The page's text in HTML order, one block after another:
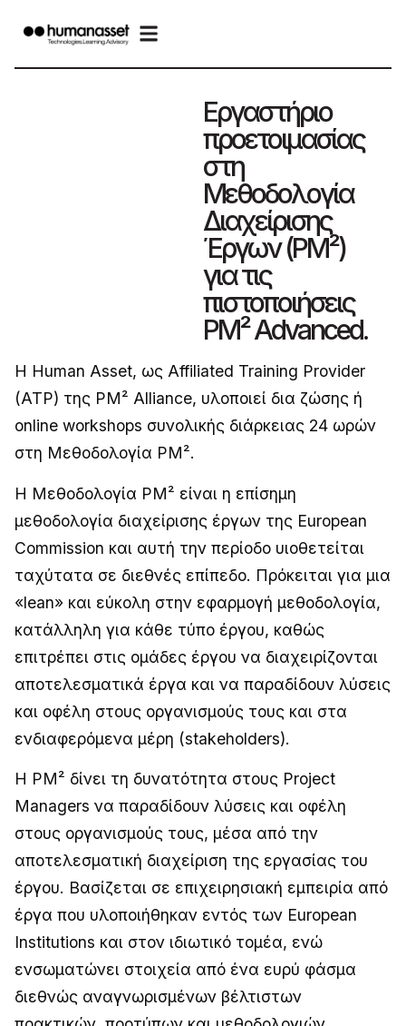
Εργαστήριο
προετοιμασίας
στη
Μεθοδολογία
Διαχείρισης
Έργων (PM²)
για τις
πιστοποιήσεις
PM² Advanced.
Η Human Asset, ως Affiliated Training Provider
(ATP) της PM² Alliance, υλοποιεί δια ζώσης ή
online workshops συνολικής διάρκειας 24 ωρών
στη Μεθοδολογία PM².
Η Μεθοδολογία PM² είναι η επίσημη
μεθοδολογία διαχείρισης έργων της European
Commission και αυτή την περίοδο υιοθετείται
ταχύτατα σε διεθνές επίπεδο. Πρόκειται για μια
«lean» και εύκολη στην εφαρμογή μεθοδολογία,
κατάλληλη για κάθε τύπο έργου, καθώς
επιτρέπει στις ομάδες έργου να διαχειρίζονται
αποτελεσματικά έργα και να παραδίδουν λύσεις
και οφέλη στους οργανισμούς τους και στα
ενδιαφερόμενα μέρη (stakeholders).
Η PM² δίνει τη δυνατότητα στους Project
Managers να παραδίδουν λύσεις και οφέλη
στους οργανισμούς τους, μέσα από την
αποτελεσματική διαχείριση της εργασίας του
έργου. Βασίζεται σε επιχειρησιακή εμπειρία από
έργα που υλοποιήθηκαν εντός των European
Institutions και στον ιδιωτικό τομέα, ενώ
ενσωματώνει στοιχεία από ένα ευρύ φάσμα
διεθνώς αναγνωρισμένων βέλτιστων